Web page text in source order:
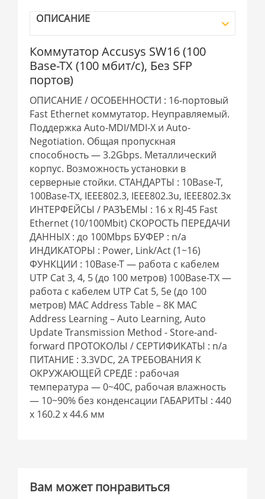
ОПИСАНИЕ
Коммутатор Accusys SW16 (100
Base-TX (100 мбит/с), Без SFP
портов)
ОПИСАНИЕ / ОСОБЕННОСТИ : 16-портовый
Fast Ethernet коммутатор. Неуправляемый.
Поддержка Auto-MDI/MDI-X и Auto-
Negotiation. Общая пропускная
способность — 3.2Gbps. Металлический
корпус. Возможность установки в
серверные стойки. СТАНДАРТЫ : 10Base-T,
100Base-TX, IEEE802.3, IEEE802.3u, IEEE802.3x
ИНТЕРФЕЙСЫ / РАЗЪЕМЫ : 16 x RJ-45 Fast
Ethernet (10/100Mbit) СКОРОСТЬ ПЕРЕДАЧИ
ДАННЫХ : до 100Mbps БУФЕР : n/a
ИНДИКАТОРЫ : Power, Link/Act (1~16)
ФУНКЦИИ : 10Base-T — работа с кабелем
UTP Cat 3, 4, 5 (до 100 метров) 100Base-TX —
работа с кабелем UTP Cat 5, 5e (до 100
метров) MAC Address Table – 8K MAC
Address Learning – Auto Learning, Auto
Update Transmission Method - Store-and-
forward ПРОТОКОЛЫ / СЕРТИФИКАТЫ : n/a
ПИТАНИЕ : 3.3VDC, 2А ТРЕБОВАНИЯ К
ОКРУЖАЮЩЕЙ СРЕДЕ : рабочая
температура — 0~40C, рабочая влажность
— 10~90% без конденсации ГАБАРИТЫ : 440
x 160.2 x 44.6 мм
Вам может понравиться